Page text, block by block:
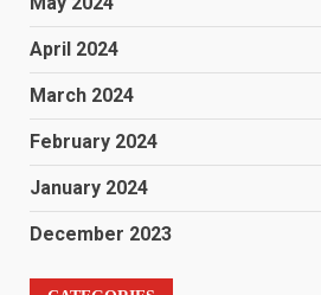
April 2024
March 2024
February 2024
January 2024
December 2023